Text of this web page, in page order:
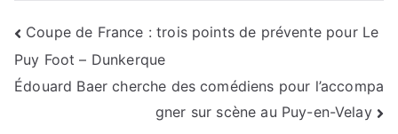
Navigation
de
Coupe de France : trois points de prévente pour Le
Puy Foot – Dunkerque
Édouard Baer cherche des comédiens pour l’accompa
gner sur scène au Puy-en-Velay